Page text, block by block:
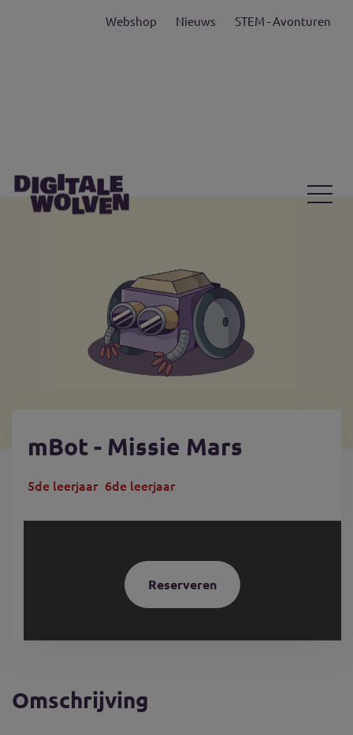
Webshop Nieuws STEM - Avonturen
mBot - Missie Mars
5de leerjaar 6de leerjaar
Reserveren
Omschrijving